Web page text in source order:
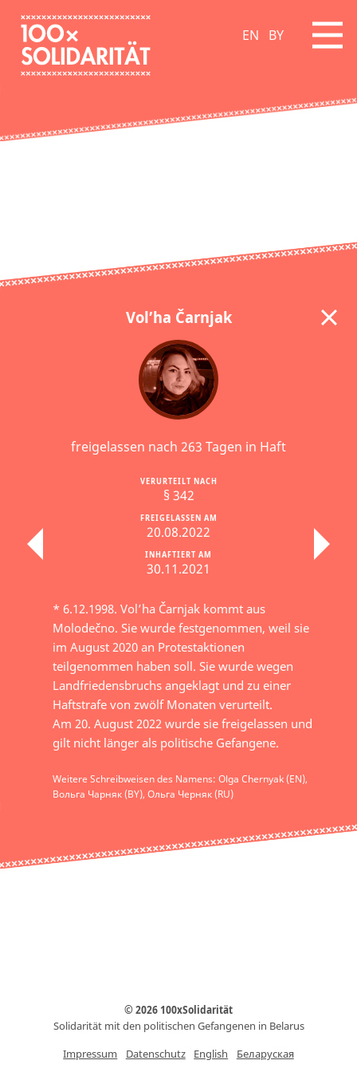
EN BY
Vol’ha Čarnjak
freigelassen nach 263 Tagen in Haft
INHAFTIERT AM
30.11.2021
FREIGELASSEN AM
20.08.2022
VERURTEILT NACH
§ 342
* 6.12.1998. Vol’ha Čarnjak kommt aus
Molodečno. Sie wurde festgenommen, weil sie
im August 2020 an Protestaktionen
teilgenommen haben soll. Sie wurde wegen
Landfriedensbruchs angeklagt und zu einer
Haftstrafe von zwölf Monaten verurteilt.
Am 20. August 2022 wurde sie freigelassen und
gilt nicht länger als politische Gefangene.
Weitere Schreibweisen des Namens: Olga Chernyak (EN),
Вольга Чарняк (BY), Ольга Черняк (RU)
© 2026 100xSolidarität
Solidarität mit den politischen Gefangenen in Belarus
Impressum
Datenschutz English Беларуская